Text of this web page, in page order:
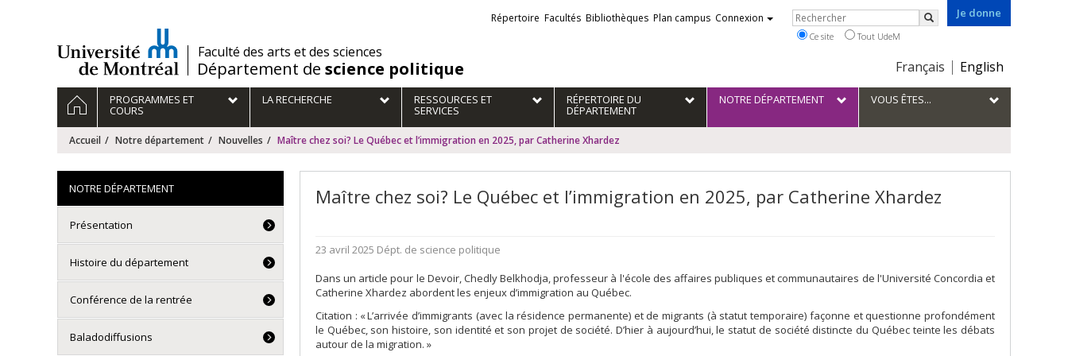
/Faculté des arts et des sciences
Département de science politique
Je donne
Choix
la
langue
Français English
Liens
externes
Répertoire Facultés Bibliothèques Plan campus Connexion Rechercher
Rechercher
Ce site Tout UdeM
Navigation
principale
ACCUEILPROGRAMMES ET
COURS
LA RECHERCHE RESSOURCES ET
SERVICES
RÉPERTOIRE DU
DÉPARTEMENT
NOTRE DÉPARTEMENT VOUS ÊTES...
Accueil Notre département Nouvelles Maître chez soi? Le Québec et l’immigration en 2025, par Catherine Xhardez
Maître chez soi? Le Québec et l’immigration en 2025, par Catherine Xhardez
23 avril 2025 Dépt. de science politique
Dans un article pour le Devoir, Chedly Belkhodja, professeur à l'école des affaires publiques et communautaires de l'Université Concordia et
Catherine Xhardez abordent les enjeux d’immigration au Québec.
Citation : « L’arrivée d’immigrants (avec la résidence permanente) et de migrants (à statut temporaire) façonne et questionne profondément
le Québec, son histoire, son identité et son projet de société. D’hier à aujourd’hui, le statut de société distincte du Québec teinte les débats
autour de la migration. »
NOTRE DÉPARTEMENT
Présentation
Histoire du département
Conférence de la rentrée
Baladodiffusions